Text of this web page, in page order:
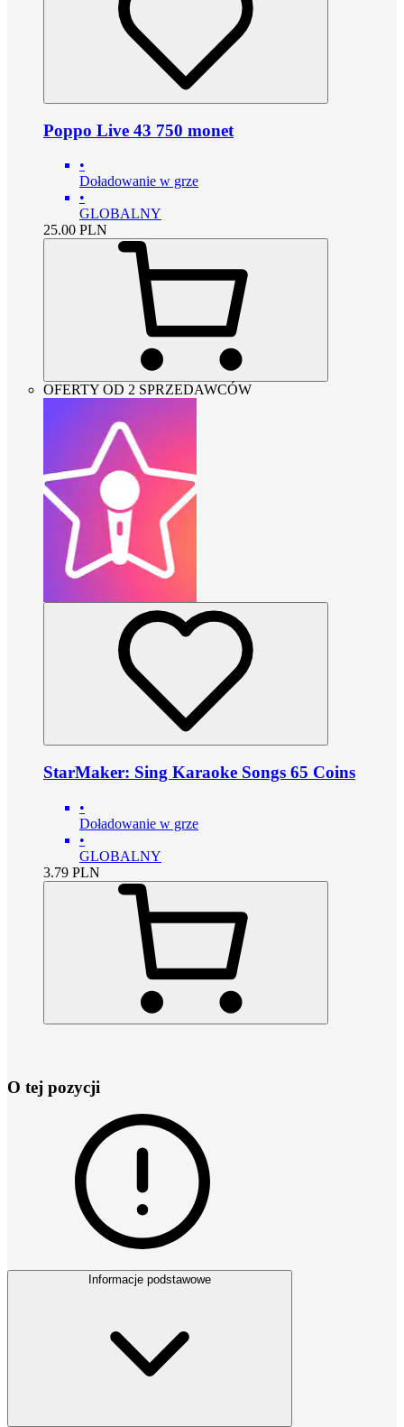
Poppo Live 43 750 monet
•
Doładowanie w grze
•
GLOBALNY
25.00 PLN
OFERTY OD 2 SPRZEDAWCÓW
StarMaker: Sing Karaoke Songs 65 Coins
•
Doładowanie w grze
•
GLOBALNY
3.79 PLN
O tej pozycji
Informacje podstawowe